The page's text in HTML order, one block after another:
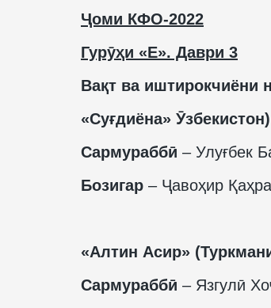
Ҷоми КФО-2022
Гурӯҳи «Е». Даври 3
Вақт ва иштирокчиёни
«Суғдиёна»
Сармураббӣ – Улуғбек
Бозигар – Ҷавоҳир
«Алтин Асир»
Сармураббӣ – Язгулӣ